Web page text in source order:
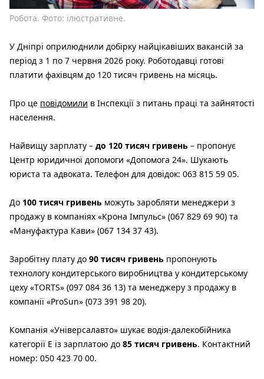
Робота. Фото: ілюстративне.
У Дніпрі оприлюднили добірку найцікавіших вакансій за
період з 1 по 7 червня 2026 року. Роботодавці готові
платити фахівцям до 120 тисяч гривень на місяць.
Про це повідомили в Інспекції з питань праці та зайнятості
населення.
Найвищу зарплату – до 120 тисяч гривень – пропонує
Центр юридичної допомоги «Допомога 24». Шукають
юриста та адвоката. Телефон для довідок: 063 815 59 05.
До 100 тисяч гривень можуть заробляти менеджери з
продажу в компаніях «Крона Імпульс» (067 829 69 90) та
«Мануфактура Кави» (067 134 37 43).
Заробітну плату до 90 тисяч гривень пропонують
технологу кондитерського виробництва у кондитерському
цеху «TORTS» (097 084 36 13) та менеджеру з продажу в
компанії «ProSun» (073 391 98 20).
Компанія «Універсалавто» шукає водія-далекобійника
категорії Е із зарплатою до 85 тисяч гривень. Контактний
номер: 050 423 70 00.